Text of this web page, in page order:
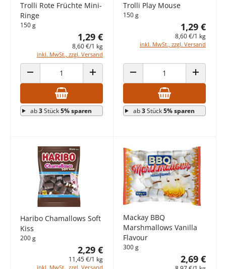
Trolli Rote Früchte Mini-
Ringe
150 g
1,29 €
8,60 €/1 kg
inkl. MwSt., zzgl. Versand
ANZAHL VERRINGERN ANZAHL ERHÖHEN
ab3Stück5% sparen
Trolli Play Mouse
150 g
1,29 €
8,60 €/1 kg
inkl. MwSt., zzgl. Versand
ANZAHL VERRINGERN ANZAHL
ab3Stück5% sparen
Haribo Chamallows Soft
Kiss
200 g
2,29 €
11,45 €/1 kg
inkl. MwSt., zzgl. Versand
Mackay BBQ
Marshmallows Vanilla
Flavour
300 g
2,69 €